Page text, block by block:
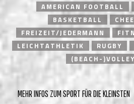
AMERICAN FOOTBALL
BASKETBALL
FREIZEIT/JEDERMANN
LEICHTATHLETIK
RUGBY
(BEACH-
MEHR INFOS ZUM SPORT FÜR DIE KLEINSTEN